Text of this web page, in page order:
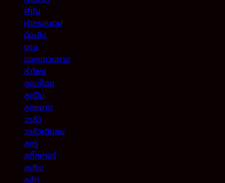
ผ้าใบ
ฝาครอบดุม
มือเสือ
ยาง
รอกแขวนยาง
ลำโพง
ลูกบล็อค
ลูกปืน
ลูกหมาก
วาล์ว
วาล์วเติมลม
สกรู
สติ๊กเกอร์
สปริง
สลัก